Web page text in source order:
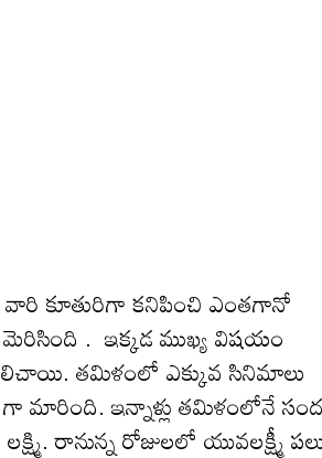
కూతురిగా కనిపించి ఎంత‌గానో
మెరిసింది . ఇక్క‌డ ముఖ్య విష‌యం
తమిళంలో ఎక్కువ సినిమాలు
గా మారింది. ఇన్నాళ్లు త‌మిళంలోనే
రానున్న రోజుల‌లో యువ‌ల‌క్ష్మీ